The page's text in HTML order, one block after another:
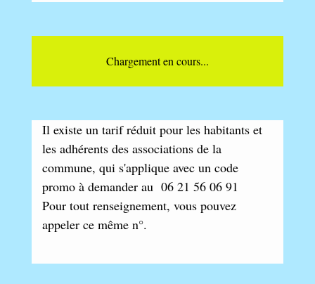
Chargement en cours...
Il existe un tarif réduit pour les habitants et
les adhérents des associations de la
commune, qui s'applique avec un code
promo à demander au 06 21 56 06 91
Pour tout renseignement, vous pouvez
appeler ce même n°.